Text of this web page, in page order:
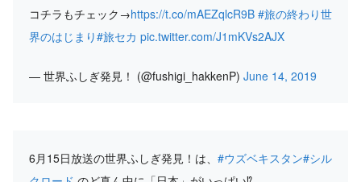
コチラもチェック→https://t.co/mAEZqlcR9B #旅の終わり世
界のはじまり#旅セカ pic.twitter.com/J1mKVs2AJX
— 世界ふしぎ発見！ (@fushigi_hakkenP) June 14, 2019
6月15日放送の世界ふしぎ発見！は、 #ウズベキスタン#シル